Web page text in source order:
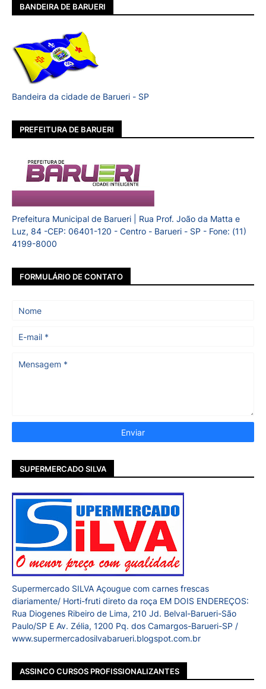
BANDEIRA DE BARUERI
Bandeira da cidade de Barueri - SP
PREFEITURA DE BARUERI
Prefeitura Municipal de Barueri | Rua Prof. João da Matta e
Luz, 84 -CEP: 06401-120 - Centro - Barueri - SP - Fone: (11)
4199-8000
FORMULÁRIO DE CONTATO
SUPERMERCADO SILVA
Supermercado SILVA Açougue com carnes frescas
diariamente/ Horti-fruti direto da roça EM DOIS ENDEREÇOS:
Rua Diogenes Ribeiro de Lima, 210 Jd. Belval-Barueri-São
Paulo/SP E Av. Zélia, 1200 Pq. dos Camargos-Barueri-SP /
www.supermercadosilvabarueri.blogspot.com.br
ASSINCO CURSOS PROFISSIONALIZANTES